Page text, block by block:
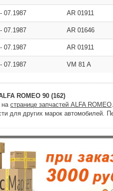
- 07.1987 AR 01911
- 07.1987 AR 01646
- 07.1987 AR 01911
- 07.1987 VM 81 A
ROMEO 90 (162)
на странице запчастей ALFA ROMEO.
для других марок автомобилей.